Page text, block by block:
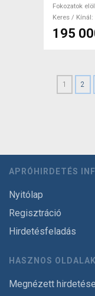
Fokozatok elöl
Keres / Kínál
195
1 2
APRÓHIRDETÉS
Nyitólap
Regisztráció
Hirdetésfeladás
HASZNOS OLDALAK
Megnézett